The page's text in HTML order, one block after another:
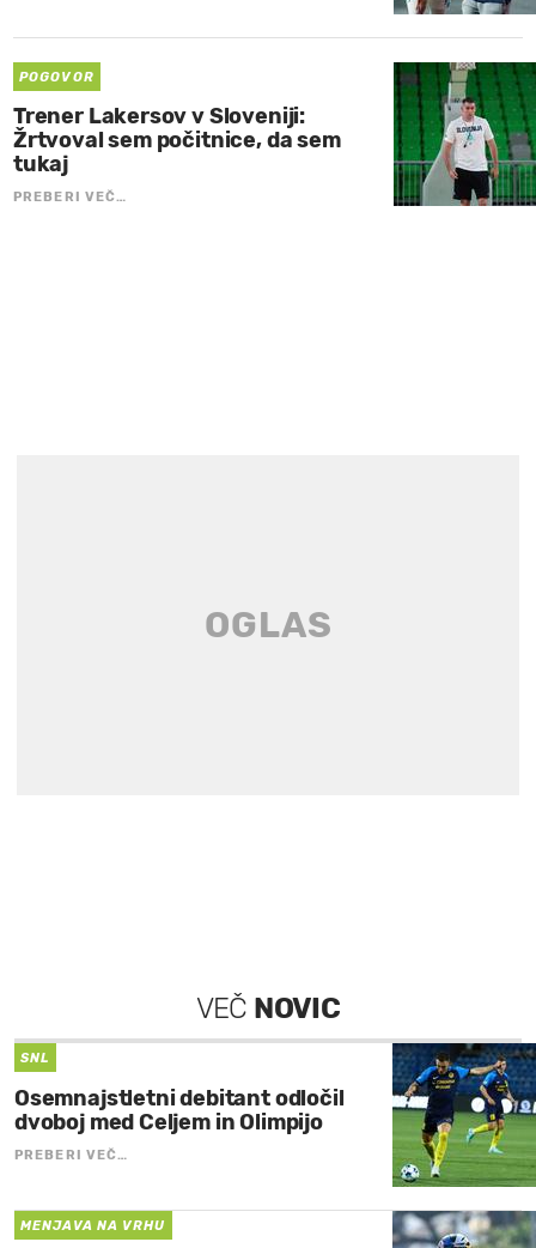
POGOVOR
Trener Lakersov v Sloveniji:
Žrtvoval sem počitnice, da sem
tukaj
PREBERI VEČ…
VEČ NOVIC
SNL
Osemnajstletni debitant odločil
dvoboj med Celjem in Olimpijo
PREBERI VEČ…
MENJAVA NA VRHU